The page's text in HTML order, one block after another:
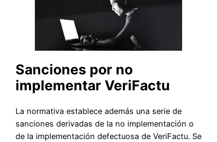
Sanciones por no
implementar VeriFactu
La normativa establece además una serie de
sanciones derivadas de la no implementación o
de la implementación defectuosa de VeriFactu. Se